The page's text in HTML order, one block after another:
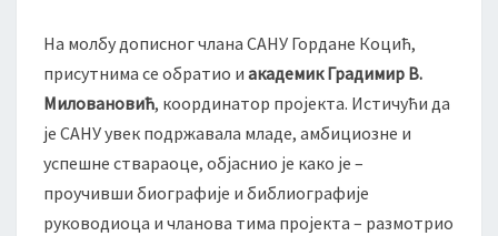
На молбу дописног члана САНУ Гордане Коцић,
присутнима се обратио и академик Градимир В.
Миловановић, координатор пројекта. Истичући да
је САНУ увек подржавала младе, амбициозне и
успешне ствараоце, објаснио је како је –
проучивши биографије и библиографије
руководиоца и чланова тима пројекта – размотрио